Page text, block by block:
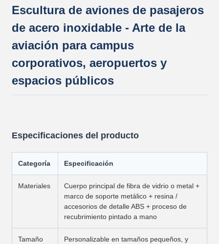
Escultura de aviones de pasajeros
de acero inoxidable - Arte de la
aviación para campus
corporativos, aeropuertos y
espacios públicos
Especificaciones del producto
Categoría Especificación
Materiales
Cuerpo principal de fibra de vidrio o metal +
marco de soporte metálico + resina /
accesorios de detalle ABS + proceso de
recubrimiento pintado a mano
Tamaño
Personalizable en tamaños pequeños, y